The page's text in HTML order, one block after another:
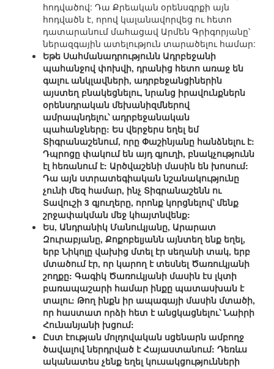
հոդվածով: Դա Քրեական օրենսգրքի այն
հոդվածն է, որով կալանավորվեց ու հետո
դատարանում մահացավ Արմեն Գրիգորյանը՝
ներազգային ատելություն տարածելու համար:
Եթե Սահմանադրությունն Ադրբեջանի
պահանջով փոխվի, դրանից հետո առաջ են
գալու անկլավների, ադրբեջանցիներին
այստեղ բնակեցնելու, նրանց իրավունքներն
օրենսդրական մեխանիզմներով
ամրապնդելու՝ ադրբեջանական
պահանջները: Ես վերջերս եղել եմ
Տիգրանաշենում, որը Փաշինյանը հանձնելու է:
Դպրոցը փակում են այդ գյուղի, բնակչությունն
էլ հեռանում է: Արծվաշենի մասին են խոսում:
Դա այն ստրատեգիական նշանակությունը
չունի մեզ համար, ինչ Տիգրանաշենն ու
Տավուշի 3 գյուղերը, որոնք կորցնելով՝ մենք
շրջափակման մեջ կհայտնվենք:
Ես, Անդրանիկ Մանուկյանը, Արարատ
Զուրաբյանը, Քոքոբելյանն այնտեղ ենք եղել,
երբ Նիկոլը վախից մտել էր սեղանի տակ, երբ
մտածում էր, որ կարող է տեսնել Ծառուկյանի
շողքը: Գագիկ Ծառուկյանի մասին էս լկտի
բառապաշարի համար ինքը պատասխան է
տալու: Թող ինքն իր ապագայի մասին մտածի,
որ հաստատ որձի հետ է անցկացնելու՝ Նաիրի
Հունանյանի խցում:
Ըստ էության մոլդովական սցենարն ամբողջ
ծավալով ներդրված է Հայաստանում: Դեռևս
ականատես չենք եղել կուսակցությունների